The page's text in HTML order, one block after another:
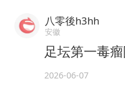
八零後h3hh
安徽
足坛第一毒瘤
2026-06-07